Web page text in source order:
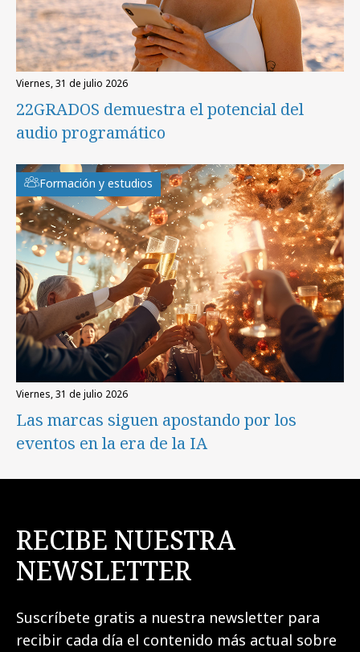
viernes, 31 de julio 2026
22GRADOS demuestra el potencial del
audio programático
Formación y estudios
viernes, 31 de julio 2026
Las marcas siguen apostando por los
eventos en la era de la IA
RECIBE NUESTRA
NEWSLETTER
Suscríbete gratis a nuestra newsletter para
recibir cada día el contenido más actual sobre